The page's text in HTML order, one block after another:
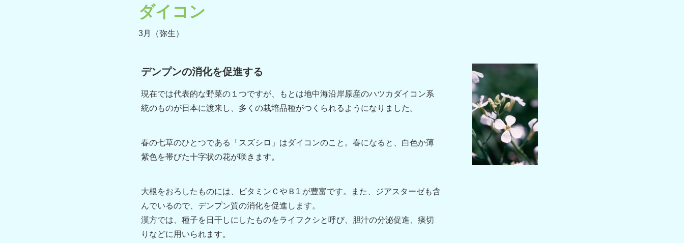
ダイコン
3月（弥生）
デンプンの消化を促進する
現在では代表的な野菜の１つですが、もとは地中海沿岸原産のハツカダイコン系
統のものが日本に渡来し、多くの栽培品種がつくられるようになりました。
春の七草のひとつである「スズシロ」はダイコンのこと。春になると、白色か薄
紫色を帯びた十字状の花が咲きます。
大根をおろしたものには、ビタミンＣやＢ1 が豊富です。また、ジアスターゼも含
んでいるので、デンプン質の消化を促進します。
漢方では、種子を日干しにしたものをライフクシと呼び、胆汁の分泌促進、痰切
りなどに用いられます。